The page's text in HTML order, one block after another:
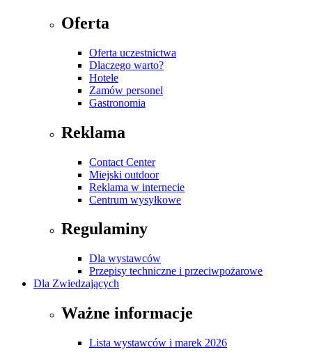
Oferta
Oferta uczestnictwa
Dlaczego warto?
Hotele
Zamów personel
Gastronomia
Reklama
Contact Center
Miejski outdoor
Reklama w internecie
Centrum wysyłkowe
Regulaminy
Dla wystawców
Przepisy techniczne i przeciwpożarowe
Dla Zwiedzających
Ważne informacje
Lista wystawców i marek 2026